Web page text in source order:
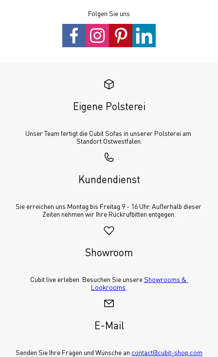
Folgen Sie uns
Eigene Polsterei
Unser Team fertigt die Cubit Sofas in unserer Polsterei am
Standort Ostwestfalen.
Kundendienst
Sie erreichen uns Montag bis Freitag 9 - 16 Uhr. Außerhalb dieser
Zeiten nehmen wir Ihre Rückrufbitten entgegen.
Showroom
Cubit live erleben. Besuchen Sie unsere Showrooms &
Lookrooms
E-Mail
Senden Sie Ihre Fragen und Wünsche an contact@cubit-shop.com